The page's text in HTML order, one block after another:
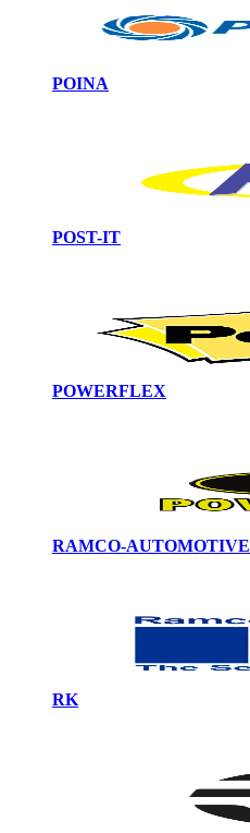
POINA
POST-IT
POWERFLEX
RAMCO-AUTOMOTIVE
RK